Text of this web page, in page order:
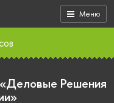
Меню
Решения